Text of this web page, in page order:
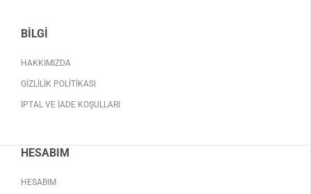
BILGI
HAKKIMIZDA
GIZLILIK POLITIKASI
İPTAL VE İADE KOŞULLARI
HESABIM
HESABIM